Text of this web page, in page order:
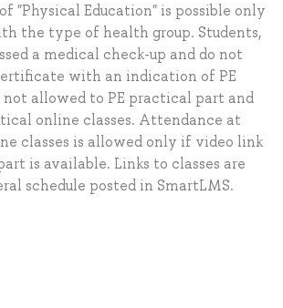
"Physical Education" is possible only
the type of health group. Students,
a medical check-up and do not
with an indication of PE
not allowed to PE practical part and
online classes. Attendance at
classes is allowed only if video link
is available. Links to classes are
schedule posted in SmartLMS.